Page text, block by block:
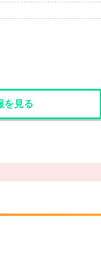
を見る